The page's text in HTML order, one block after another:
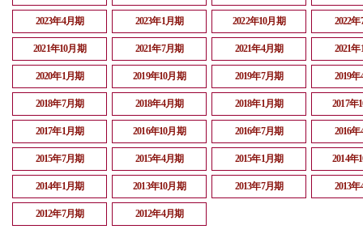
2023年4月期 2023年1月期 2022年10月期 2022
2021年10月期 2021年7月期 2021年4月期 2021
2020年1月期 2019年10月期 2019年7月期 2019
2018年7月期 2018年4月期 2018年1月期 2017年
2017年1月期 2016年10月期 2016年7月期 2016
2015年7月期 2015年4月期 2015年1月期 2014年
2014年1月期 2013年10月期 2013年7月期 2013
2012年7月期 2012年4月期